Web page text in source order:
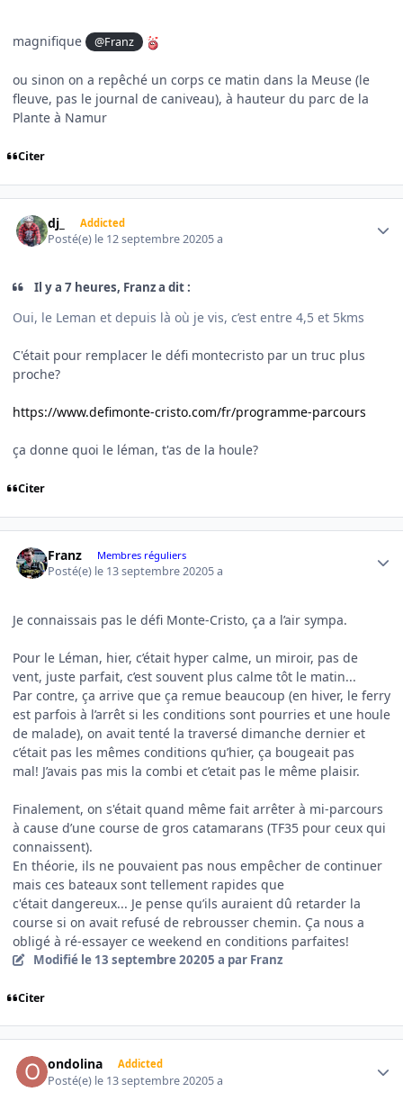
magnifique @Franz
ou sinon on a repêché un corps ce matin dans la Meuse (le
fleuve, pas le journal de caniveau), à hauteur du parc de la
Plante à Namur
Citer
dj_ Addicted
Posté(e) le 12 septembre 20205 a
Il y a 7 heures, Franz a dit :
Oui, le Leman et depuis là où je vis, c’est entre 4,5 et 5kms
C'était pour remplacer le défi montecristo par un truc plus
proche?
https://www.defimonte-cristo.com/fr/programme-parcours
ça donne quoi le léman, t'as de la houle?
Citer
Franz Membres réguliers
Posté(e) le 13 septembre 20205 a
Je connaissais pas le défi Monte-Cristo, ça a l’air sympa.
Pour le Léman, hier, c’était hyper calme, un miroir, pas de
vent, juste parfait, c’est souvent plus calme tôt le matin...
Par contre, ça arrive que ça remue beaucoup (en hiver, le ferry
est parfois à l’arrêt si les conditions sont pourries et une houle
de malade), on avait tenté la traversé dimanche dernier et
c’était pas les mêmes conditions qu’hier, ça bougeait pas
mal! J’avais pas mis la combi et c’etait pas le même plaisir.
Finalement, on s'était quand même fait arrêter à mi-parcours
à cause d’une course de gros catamarans (TF35 pour ceux qui
connaissent).
En théorie, ils ne pouvaient pas nous empêcher de continuer
mais ces bateaux sont tellement rapides que
c'était dangereux... Je pense qu’ils auraient dû retarder la
course si on avait refusé de rebrousser chemin. Ça nous a
obligé à ré-essayer ce weekend en conditions parfaites!
Modifié le 13 septembre 20205 a par Franz
Citer
ondolina Addicted
Posté(e) le 13 septembre 20205 a